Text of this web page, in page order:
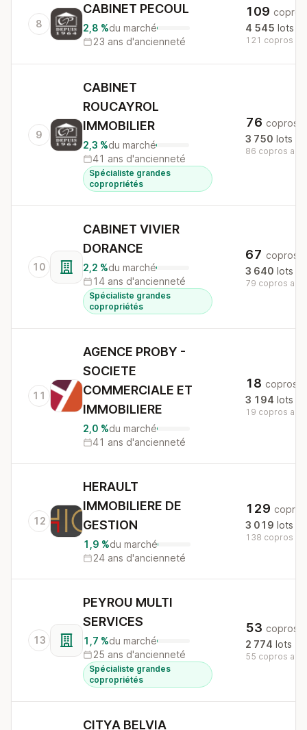
8
CABINET PECOUL
2,8 %du marché
23 ans d'ancienneté
109 copros
4 545 lots
121 copros au
9
CABINET
ROUCAYROL
IMMOBILIER
2,3 %du marché
41 ans d'ancienneté
Spécialiste grandes
copropriétés
76 copros
3 750 lots
86 copros au
10
CABINET VIVIER
DORANCE
2,2 %du marché
14 ans d'ancienneté
Spécialiste grandes
copropriétés
67 copros
3 640 lots
79 copros au
11
AGENCE PROBY -
SOCIETE
COMMERCIALE ET
IMMOBILIERE
2,0 %du marché
41 ans d'ancienneté
18 copros
3 194 lots
19 copros au
12
HERAULT
IMMOBILIERE DE
GESTION
1,9 %du marché
24 ans d'ancienneté
129 copros
3 019 lots
138 copros au
13
PEYROU MULTI
SERVICES
1,7 %du marché
25 ans d'ancienneté
Spécialiste grandes
copropriétés
53 copros
2 774 lots
55 copros au
CITYA BELVIA